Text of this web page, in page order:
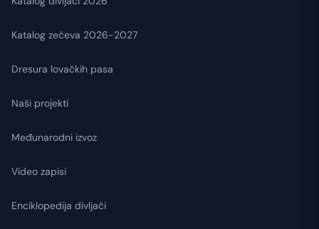
Katalog zečeva 2026-2027
Dresura lovačkih pasa
Naši projekti
Međunarodni izvoz
Video zapisi
Enciklopedija divljači